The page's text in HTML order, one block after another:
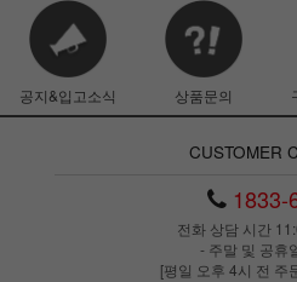
공지&입고소식 상품문의
CUSTOMER
1833-
전화 상담 시간
- 주말 및 공휴
[평일 오후 4시 전 주